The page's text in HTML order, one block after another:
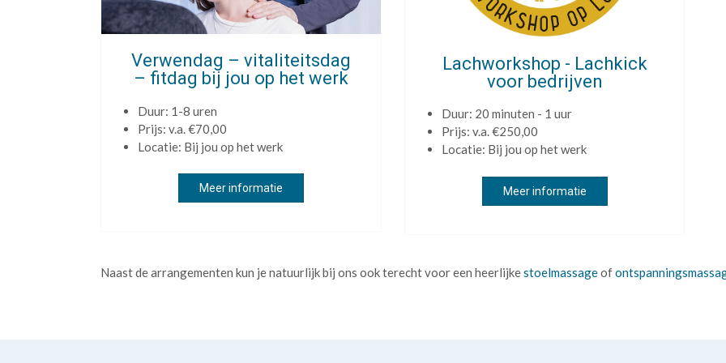
Verwendag – vitaliteitsdag
– fitdag bij jou op het werk
Duur: 1-8 uren
Prijs: v.a. €70,00
Locatie: Bij jou op het werk
Meer informatie
Lachworkshop - Lachkick
voor bedrijven
Duur: 20 minuten - 1 uur
Prijs: v.a. €250,00
Locatie: Bij jou op het werk
Meer informatie
Naast de arrangementen kun je natuurlijk bij ons ook terecht voor een heerlijkestoelmassageof